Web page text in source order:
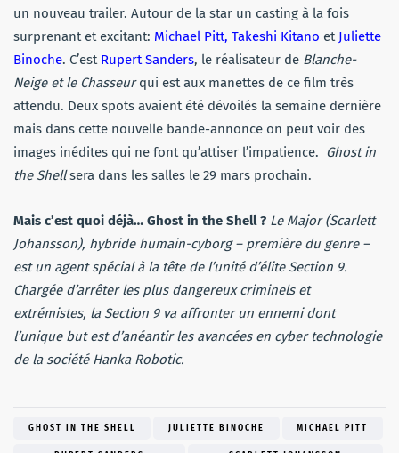
un nouveau trailer. Autour de la star un casting à la fois
surprenant et excitant: Michael Pitt, Takeshi Kitano et Juliette
Binoche. C’est Rupert Sanders, le réalisateur de Blanche-
Neige et le Chasseurqui est aux manettes de ce film très
attendu. Deux spots avaient été dévoilés la semaine dernière
mais dans cette nouvelle bande-annonce on peut voir des
images inédites qui ne font qu’attiser l’impatience. Ghost in
the Shellsera dans les salles le 29 mars prochain.
Mais c’est quoi déjà… Ghost in the Shell ? Le Major (Scarlett
Johansson), hybride humain-cyborg – première du genre –
est un agent spécial à la tête de l’unité d’élite Section 9.
Chargée d’arrêter les plus dangereux criminels et
extrémistes, la Section 9 va affronter un ennemi dont
l’unique but est d’anéantir les avancées en cyber technologie
de la société Hanka Robotic.
GHOST IN THE SHELL JULIETTE BINOCHE MICHAEL PITT